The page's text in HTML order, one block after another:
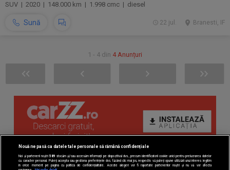
SUV | 2020 | 148.000 km | 1.998 cmc | diesel
Sună Branesti, IF
22 jul.
1 - 4 din 4 Anunțuri
Nouă ne pasă ca datele tale personale să rămână confidențiale
Noi și partenerii noștri 589 stocăm și/sau accesăm informații pe dispozitivul dvs., precum identificatorii cookie unici pentru prelucrarea datelor
cu caracter personal. Puteți accepta sau gestiona preferințele dvs. făcând clic mai jos, respectiv vă puteți opune utilizării unui interes legitim
în orice moment pe pagina cu politica de confidențialitate. Aceste alegeri vor fi raportate partenerilor noștri și nu vă vor afecta